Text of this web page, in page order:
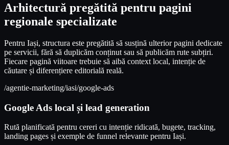
Arhitectură pregătită pentru pagini
regionale specializate
Pentru Iași, structura este pregătită să susțină ulterior pagini dedicate
pe servicii, fără să duplicăm conținut sau să publicăm rute subțiri.
Fiecare pagină viitoare trebuie să aibă context local, intenție de
căutare și diferențiere editorială reală.
/agentie-marketing/iasi/google-ads
Google Ads local și lead generation
Rută planificată pentru cereri cu intenție ridicată, bugete, tracking,
landing pages și exemple de funnel relevante pentru Iași.